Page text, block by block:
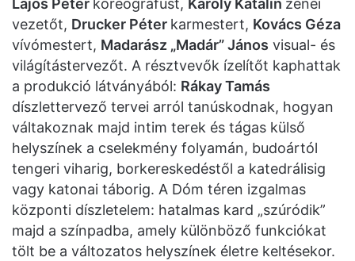
Lajos Péter koreográfust, Károly Katalin zenei
vezetőt, Drucker Péter karmestert, Kovács Géza
vívómestert, Madarász „Madár” János visual- és
világítástervezőt. A résztvevők ízelítőt kaphattak
a produkció látványából: Rákay Tamás
díszlettervező tervei arról tanúskodnak, hogyan
váltakoznak majd intim terek és tágas külső
helyszínek a cselekmény folyamán, budoártól
tengeri viharig, borkereskedéstől a katedrálisig
vagy katonai táborig. A Dóm téren izgalmas
központi díszletelem: hatalmas kard „szúródik”
majd a színpadba, amely különböző funkciókat
tölt be a változatos helyszínek életre keltésekor.